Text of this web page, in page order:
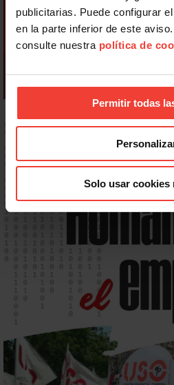
publicitarias. Puede configurar
en la parte inferior de este
consulte nuestra política de
Permitir todas
Solo usar cookies